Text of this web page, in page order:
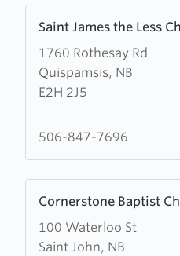
Saint James the Less
1760 Rothesay Rd
Quispamsis, NB
E2H 2J5
more
about
Saint
James
Less
506-847-7696
Cornerstone Baptist
100 Waterloo St
Saint John, NB
more
about
Cornerstone